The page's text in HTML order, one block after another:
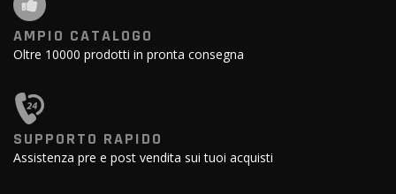
AMPIO CATALOGO
Oltre 10000 prodotti in pronta consegna
SUPPORTO RAPIDO
Assistenza pre e post vendita sui tuoi acquisti